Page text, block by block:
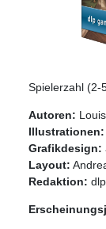
Spielerzahl (2-
Autoren:
Illustrationen:
Grafikdesign:
Layout:
Redaktion: